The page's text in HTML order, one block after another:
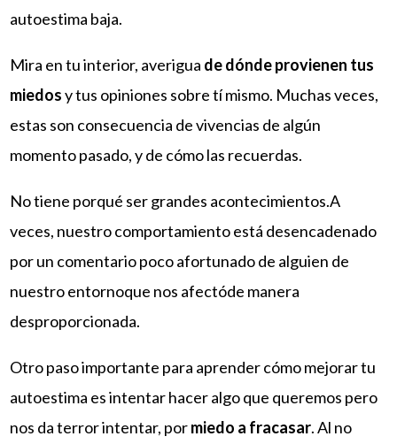
autoestima baja.
Mira en tu interior, averigua de dónde provienen tus
miedosy tus opiniones sobre tí mismo. Muchas veces,
estas son consecuencia de vivencias de algún
momento pasado, y de cómo las recuerdas.
No tiene porqué ser grandes acontecimientos.A
veces, nuestro comportamiento está desencadenado
por un comentario poco afortunado de alguien de
nuestro entornoque nos afectóde manera
desproporcionada.
Otro paso importante para aprender cómo mejorar tu
autoestima es intentar hacer algo que queremos pero
nos da terror intentar, pormiedo a fracasar. Al no